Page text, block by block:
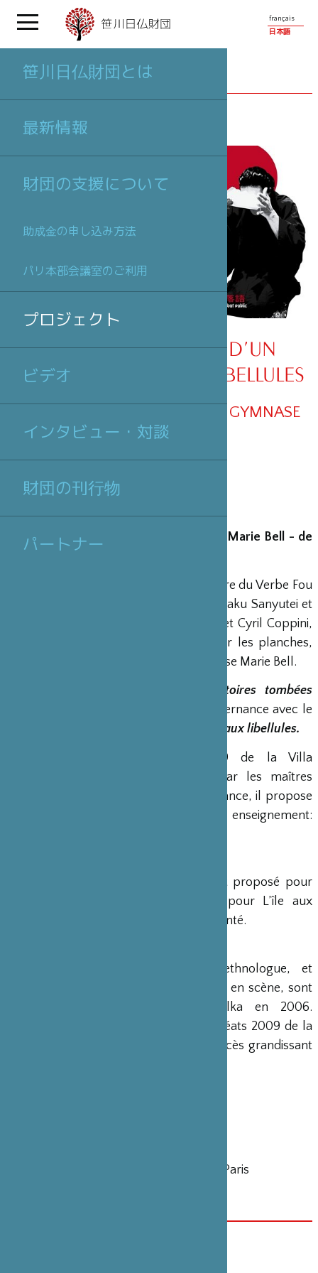
français
日本語
笹川日仏財団とは
最新情報
財団の支援について
助成金の申し込み方法
パリ本部会議室のご利用
プロジェクト
ビデオ
インタビュー・対談
財団の刊行物
パートナー
プロジェクト
HISTOIRES TOMBÉES D’UN
ÉVENTAIL ET L’ÎLE AUX LIBELLULES
DU RAKUGO AU THÉÂTRE DU GYMNASE
MARIE BELL
Cie Balabolka au théâtre du Gymnase Marie Bell - de
Après avoir partagé la scène du Théâtre du Verbe Fou
à Avignon, en juillet dernier, avec Ryuraku Sanyutei et
Someta Hayashiya, maîtres japonais, et Cyril Coppini,
est de retour sur les planches,
cette fois à Paris, au Théâtre du Gymnase Marie Bell.
Histoires tombées
tous les samedis, en alternance avec le
L’île aux libellules.
Stéphane Ferrandez, lauréat 2009 de la Villa
Kujoyama à Kyôto, a été formé par les maîtres
japonais de la parole. De retour en France, il propose
un spectacle directement issu de cet enseignement:
Un tarif préférentiel de 10 € vous est proposé pour
Histoires tombées d’un éventail et pour L’île aux
libellules, un tarif de 7 € vous est présenté.
Stéphane Ferrandez, conteur et ethnologue, et
Sandrine Garbuglia, auteur et metteur en scène, sont
les fondateurs de la Cie Balabolka en 2006.
Spécialistes de l’oralité japonaise, lauréats 2009 de la
Villa Kujoyama, ils rencontrent un succès grandissant
38, boulevard Bonne Nouvelle, 75010 Paris